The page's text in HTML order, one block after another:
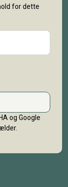
for dette
og Google